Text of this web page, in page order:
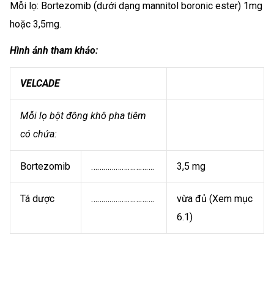
Mỗi lọ: Bortezomib (dưới dạng mannitol boronic ester) 1mg
hoặc 3,5mg.
Hình ảnh tham khảo:
VELCADE
Mỗi lọ bột đông khô pha tiêm
có chứa:
Bortezomib …………………………. 3,5 mg
Tá dược ………………………….
vừa đủ (Xem mục
6.1)